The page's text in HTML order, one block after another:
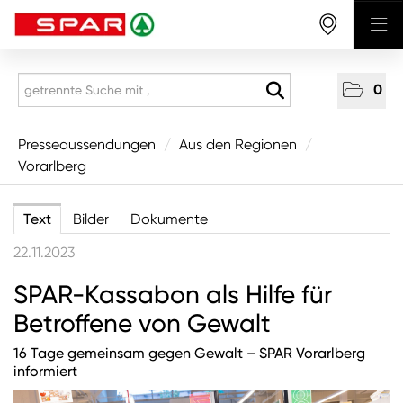
0
Presseaussendungen
National
Aus den Regionen
Vorarlberg
Salzburg
Oberösterreich
Niederösterreich
Wien
Presseaussendungen / Aus den Regionen
/
Vorarlberg
Text Bilder
Dokumente
22.11.2023
SPAR-Kassabon als Hilfe für
Betroffene von Gewalt
16 Tage gemeinsam gegen Gewalt – SPAR Vorarlberg
informiert